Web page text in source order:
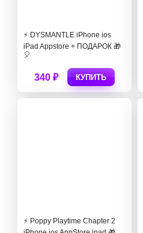
⚡️ DYSMANTLE iPhone ios
iPad Appstore + ПОДАРОК 🎁
🎈
340 ₽ КУПИТЬ
⚡️ Poppy Playtime Chapter 2